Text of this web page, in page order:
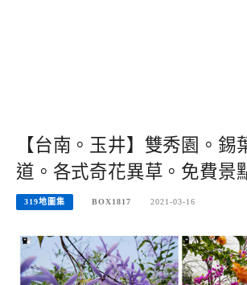
【台南。玉井】雙秀園。錫
道。各式奇花異草。免費景
319地圖集 BOX1817 2021-03-16